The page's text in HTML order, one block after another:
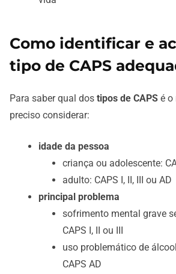
Como identificar e
tipo de CAPS
Para saber qual dos tipos de CAPS é o
preciso considerar:
idade da pessoa
criança ou adolescente:
adulto: CAPS I, II, III ou AD
principal problema
sofrimento mental grave
CAPS I, II ou III
uso problemático de
CAPS AD